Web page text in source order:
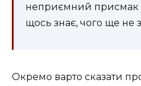
неприємний присмак
щось знає, чого ще не
Окремо варто сказати